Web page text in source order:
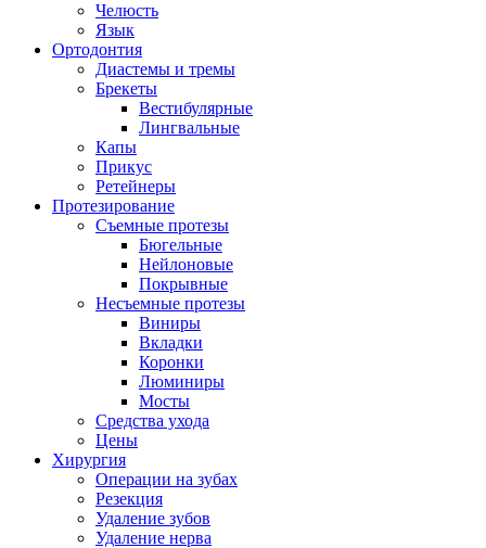
Челюсть
Язык
Ортодонтия
Диастемы и тремы
Брекеты
Вестибулярные
Лингвальные
Капы
Прикус
Ретейнеры
Протезирование
Съемные протезы
Бюгельные
Нейлоновые
Покрывные
Несъемные протезы
Виниры
Вкладки
Коронки
Люминиры
Мосты
Средства ухода
Цены
Хирургия
Операции на зубах
Резекция
Удаление зубов
Удаление нерва